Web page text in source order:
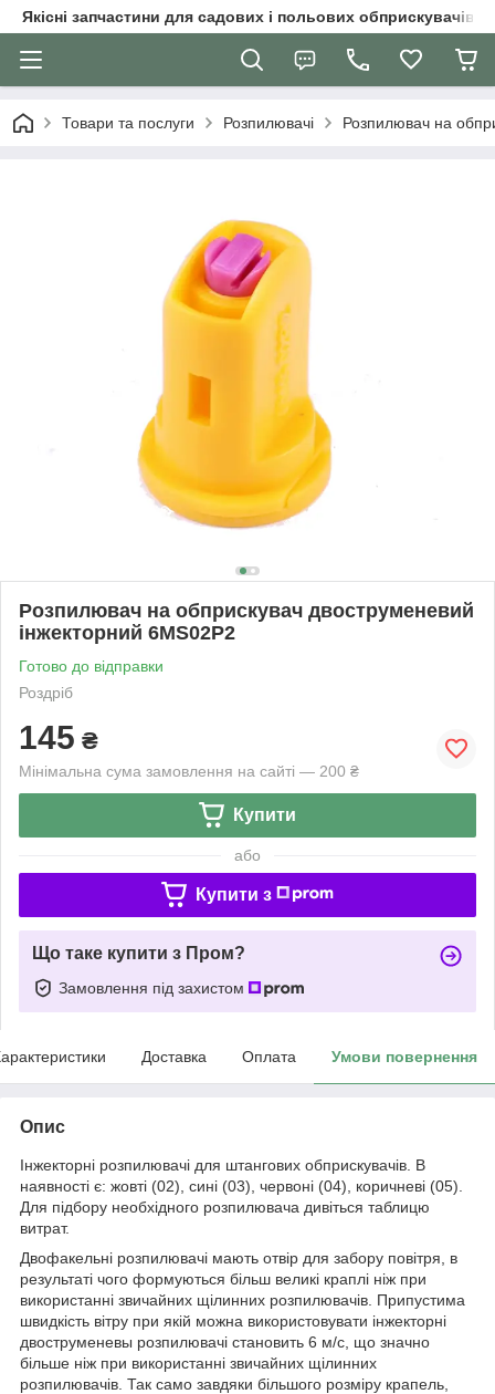
Якісні запчастини для садових і польових обприскувачів
Товари та послуги Розпилювачі Розпилювач на
Розпилювач на обприскувач двоструменевий
інжекторний 6MS02P2
Готово до відправки
Роздріб
145 ₴
Мінімальна сума замовлення на сайті — 200 ₴
Купити
або
Купити з
Що таке купити з Пром?
Замовлення під захистом
Доставка Оплата Умови повернення
Опис
Інжекторні розпилювачі для штангових обприскувачів. В
наявності є: жовті (02), сині (03), червоні (04), коричневі (05).
Для підбору необхідного розпилювача дивіться таблицю
витрат.
Двофакельні розпилювачі мають отвір для забору повітря, в
результаті чого формуються більш великі краплі ніж при
використанні звичайних щілинних розпилювачів. Припустима
швидкість вітру при якій можна використовувати інжекторні
двоструменевы розпилювачі становить 6 м/с, що значно
більше ніж при використанні звичайних щілинних
розпилювачів. Так само завдяки більшого розміру крапель,